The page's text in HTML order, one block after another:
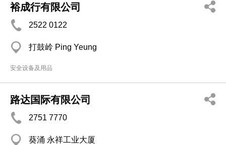
裕成行有限公司
2522 0122
打鼓岭 Ping Yeung
安全设备及用品
路达国际有限公司
2751 7770
葵涌 永祥工业大厦